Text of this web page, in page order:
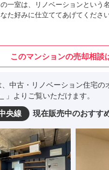
一室は、リノベーションという
た好みに仕立ててあげてくださ
このマンションの売却相談
中古・リノベーション住宅の
」よりご覧いただけます。
央線 現在販売中のおすす